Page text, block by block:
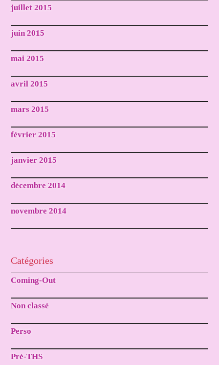
juillet 2015
juin 2015
mai 2015
avril 2015
mars 2015
février 2015
janvier 2015
décembre 2014
novembre 2014
Catégories
Coming-Out
Non classé
Perso
Pré-THS